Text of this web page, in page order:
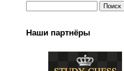
Наши партнёры